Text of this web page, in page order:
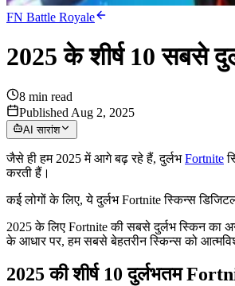
FN Battle Royale
2025 के शीर्ष 10 सबसे
8 min read
Published Aug 2, 2025
AI सारांश
जैसे ही हम 2025 में आगे बढ़ रहे हैं, दुर्लभFortnite
करती हैं।
कई लोगों के लिए, ये दुर्लभ Fortnite स्किन्स
2025 के लिए Fortnite की सबसे दुर्लभ स्किन का
के आधार पर, हम सबसे बेहतरीन स्किन्स को
2025 की शीर्ष 10 दुर्लभतम